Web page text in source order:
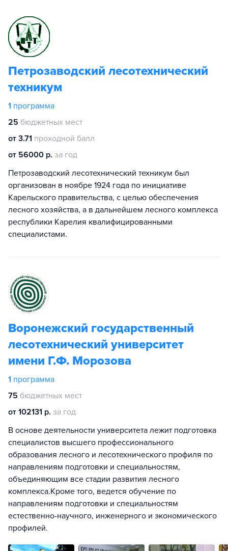
Петрозаводский лесотехнический
техникум
1 программа
25 бюджетных мест
от 3.71 проходной балл
от 56000 р. за год
Петрозаводский лесотехнический техникум был
организован в ноябре 1924 года по инициативе
Карельского правительства, с целью обеспечения
лесного хозяйства, а в дальнейшем лесного комплекса
республики Карелия квалифицированными
специалистами.
Воронежский государственный
лесотехнический университет
имени Г.Ф. Морозова
1 программа
75 бюджетных мест
от 102131 р. за год
В основе деятельности университета лежит подготовка
специалистов высшего профессионального
образования лесного и лесотехнического профиля по
направлениям подготовки и специальностям,
объединяющим все стадии развития лесного
комплекса.Кроме того, ведется обучение по
направлениям подготовки и специальностям
естественно-научного, инженерного и экономического
профилей.